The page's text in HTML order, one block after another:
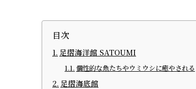
目次
足摺海洋館 SATOUMI
個性的な魚たちやウミウシに癒やされる
足摺海底館